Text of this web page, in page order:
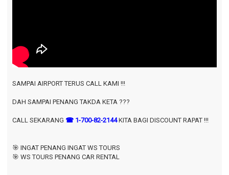
SAMPAI AIRPORT TERUS CALL KAMI !!!
DAH SAMPAI PENANG TAKDA KETA ???
CALL SEKARANG ☎ 1-700-82-2144KITA BAGI DISCOUNT RAPAT !!!
🎯 INGAT PENANG INGAT WS TOURS
🎯 WS TOURS PENANG CAR RENTAL